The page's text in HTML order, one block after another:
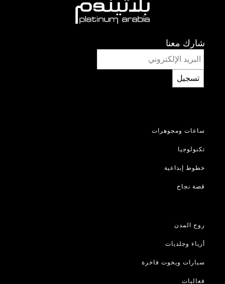
شارك معنا
تسجيل
ساعات ومجوهرات
تكنولوجيا
خطوط إبداعية
قصة نجاح
روح المدن
أزياء وجلديات
سيارات ويخوت فاخرة
فعاليات